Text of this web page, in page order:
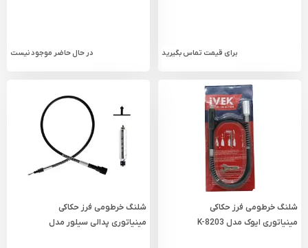
برای قیمت تماس بگیرید در حال حاضر موجود نیست
شلنگ خرطومی فرز حکاکی
مینیاتوری ایوک مدل K-8203
شلنگ خرطومی فرز حکاکی
مینیاتوری پدالی سیلور مدل